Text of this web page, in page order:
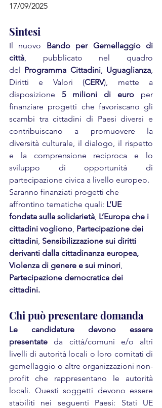
17/09/2025
Sintesi
Il nuovo Bando per Gemellaggio di
città , pubblicato nel quadro
del Programma Cittadini, Uguaglianza
Diritti e Valori (CERV), mette a
disposizione 5 milioni di euro per
finanziare progetti che favoriscano gli
scambi tra cittadini di Paesi diversi e
contribuiscano a promuovere la
diversità culturale, il dialogo, il rispetto
e la comprensione reciproca e lo
sviluppo di opportunità di
partecipazione civica a livello europeo.
Saranno finanziati progetti che
affrontino tematiche quali: L’UE
fondata sulla solidarietà L’Europa che i
cittadini vogliono Partecipazione dei
cittadini Sensibilizzazione sui diritti
derivanti dalla cittadinanza europea,
Violenza di genere e sui minori
Partecipazione democratica dei
cittadini.
Chi può presentare domanda
Le candidature devono essere
presentate da città/comuni e/o altri
livelli di autorità locali o loro comitati di
gemellaggio o altre organizzazioni non-
profit che rappresentano le autorità
locali. Questi soggetti devono essere
stabiliti nei seguenti Paesi: Stati UE